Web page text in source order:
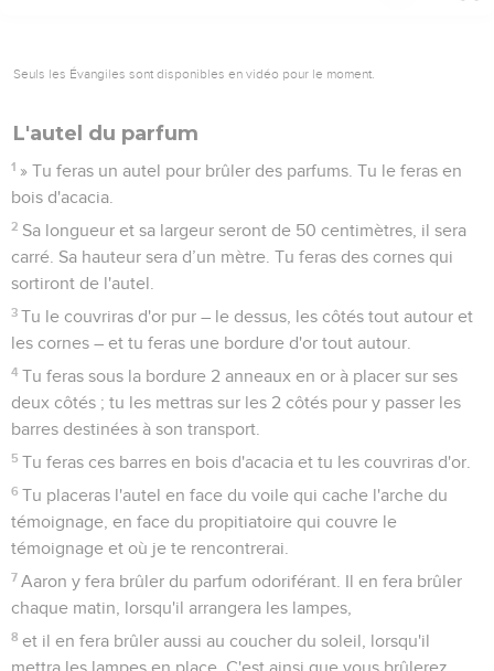
Seuls les Évangiles sont disponibles en vidéo pour le moment.
L'autel du parfum
1 » Tu feras un autel pour brûler des parfums. Tu le feras en
bois d'acacia.
2 Sa longueur et sa largeur seront de 50 centimètres, il sera
carré. Sa hauteur sera d’un mètre. Tu feras des cornes qui
sortiront de l'autel.
3 Tu le couvriras d'or pur – le dessus, les côtés tout autour et
les cornes – et tu feras une bordure d'or tout autour.
4 Tu feras sous la bordure 2 anneaux en or à placer sur ses
deux côtés ; tu les mettras sur les 2 côtés pour y passer les
barres destinées à son transport.
5 Tu feras ces barres en bois d'acacia et tu les couvriras d'or.
6 Tu placeras l'autel en face du voile qui cache l'arche du
témoignage, en face du propitiatoire qui couvre le
témoignage et où je te rencontrerai.
7 Aaron y fera brûler du parfum odoriférant. Il en fera brûler
chaque matin, lorsqu'il arrangera les lampes,
8 et il en fera brûler aussi au coucher du soleil, lorsqu'il
mettra les lampes en place. C'est ainsi que vous brûlerez